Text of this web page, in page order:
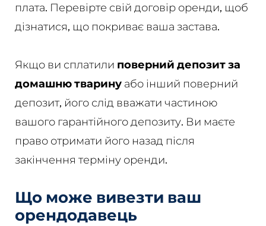
плата. Перевірте свій договір оренди, щоб
дізнатися, що покриває ваша застава.
Якщо ви сплатили поверний депозит за
домашню тваринуабо інший поверний
депозит, його слід вважати частиною
вашого гарантійного депозиту. Ви маєте
право отримати його назад після
закінчення терміну оренди.
Що може вивезти ваш
орендодавець